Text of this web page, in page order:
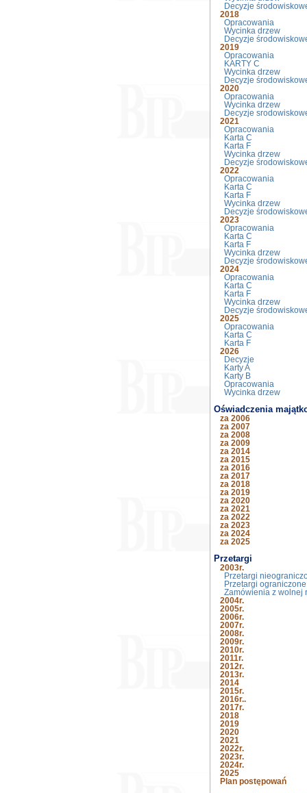
Decyzje
2018
Opracowania
Wycinka drzew
Decyzje
2019
Opracowania
KARTY C
Wycinka drzew
Decyzje
2020
Opracowania
Wycinka drzew
Decyzje
2021
Opracowania
Karta C
Karta F
Wycinka drzew
Decyzje
2022
Opracowania
Karta C
Karta F
Wycinka drzew
Decyzje
2023
Opracowania
Karta C
Karta F
Wycinka drzew
Decyzje
2024
Opracowania
Karta C
Karta F
Wycinka drzew
Decyzje
2025
Opracowania
Karta C
Karta F
2026
Decyzje
Karty A
Karty B
Opracowania
Wycinka drzew
Oświadczenia
za 2006
za 2007
za 2008
za 2009
za 2014
za 2015
za 2016
za 2017
za 2018
za 2019
za 2020
za 2021
za 2022
za 2023
za 2024
za 2025
Przetargi
2003r.
Przetargi
Przetargi ograniczone
Zamówienia z wolnej
2004r.
2005r.
2006r.
2007r.
2008r.
2009r.
2010r.
2011r.
2012r.
2013r.
2014
2015r.
2016r..
2017r.
2018
2019
2020
2021
2022r.
2023r.
2024r.
2025
Plan postępowań